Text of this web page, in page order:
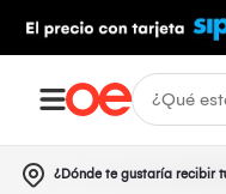
¿Dónde te gustaría recibir